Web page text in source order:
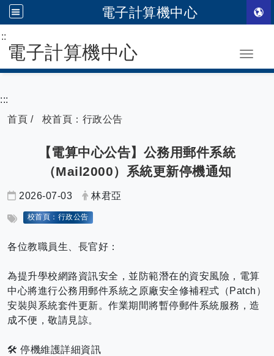
電子計算機中心
跳到主要內容
電子計算機中心
:::
首頁
校首頁：行政公告
【電算中心公告】公務用郵件系統
（Mail2000）系統更新停機通知
日期：
2026-07-03 發布者：
林君亞
標籤：
校首頁：行政公告
各位教職員生、長官好：
為提升學校網路資訊安全，並防範潛在的資安風險，電算
中心將進行公務用郵件系統之原廠安全修補程式（Patch）
安裝與系統套件更新。作業期間將暫停郵件系統服務，造
成不便，敬請見諒。
🛠️ 停機維護詳細資訊